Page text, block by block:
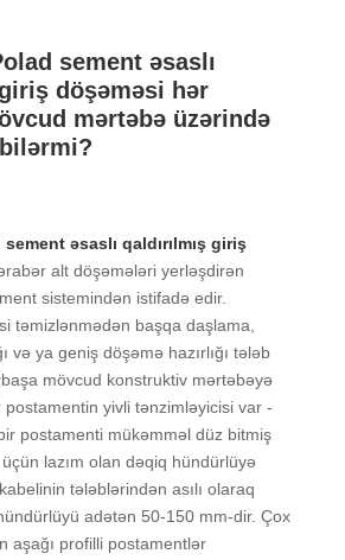
sement əsaslı
giriş döşəməsi hər
mərtəbə üzərində
sement əsaslı qaldırılmış giriş
alt döşəmələri yerləşdirən
sistemindən istifadə edir.
təmizlənmədən başqa daşlama,
və ya geniş döşəmə hazırlığı tələb
mövcud konstruktiv mərtəbəyə
yivli tənzimləyicisi var -
postamenti mükəmməl düz bitmiş
lazım olan dəqiq hündürlüyə
tələblərindən asılı olaraq
adətən 50-150 mm-dir. Çox
aşağı profilli postamentlər